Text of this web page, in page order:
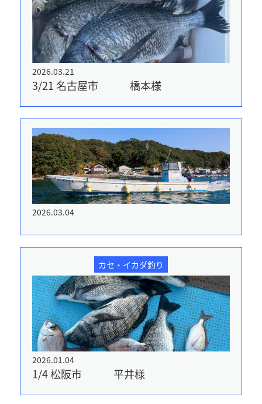
2026.03.21
3/21 名古屋市 橋本様
2026.03.04
カセ・イカダ釣り
2026.01.04
1/4 松阪市 平井様